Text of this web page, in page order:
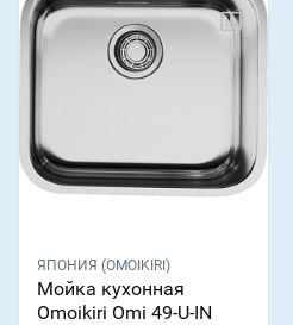
ЯПОНИЯ (OMOIKIRI)
Мойка кухонная
Omoikiri Omi 49-U-IN